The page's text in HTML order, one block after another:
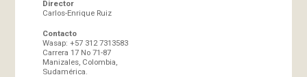
Director
Carlos-Enrique Ruiz
Contacto
Wasap: +57 312 7313583
Carrera 17 No 71-87
Manizales, Colombia,
Sudamérica.